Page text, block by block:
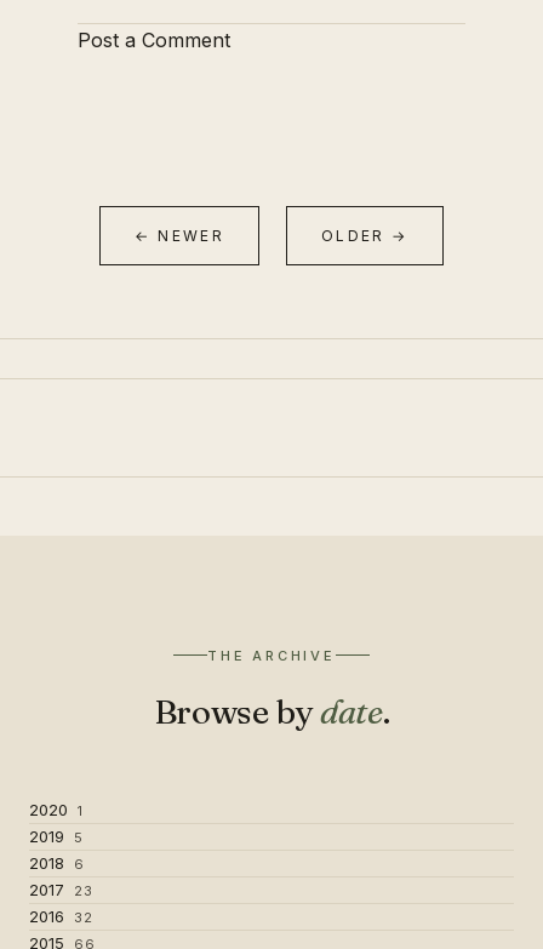
Post a Comment
← NEWER OLDER →
THE ARCHIVE
Browse bydate.
2020 1
2019 5
2018 6
2017 23
2016 32
2015 66